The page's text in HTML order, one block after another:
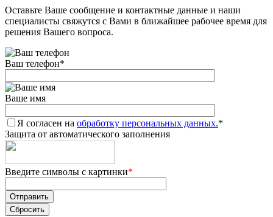
Оставьте Ваше сообщение и контактные данные и наши
специалисты свяжутся с Вами в ближайшее рабочее время для
решения Вашего вопроса.
Ваш телефон*
Ваше имя
Я согласен на обработку персональных данных.*
Защита от автоматического заполнения
Введите символы с картинки*